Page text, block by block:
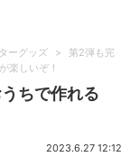
ーグッズ >
第2弾も完
楽しいぞ！
ちで作れる
2023.6.27 12:12